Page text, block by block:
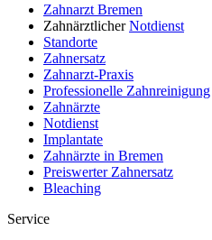
Zahnarzt Bremen
ZahnärztlicherNotdienst
Standorte
Zahnersatz
Zahnarzt-Praxis
Professionelle Zahnreinigung
Zahnärzte
Notdienst
Implantate
Zahnärzte in Bremen
Preiswerter Zahnersatz
Bleaching
Service